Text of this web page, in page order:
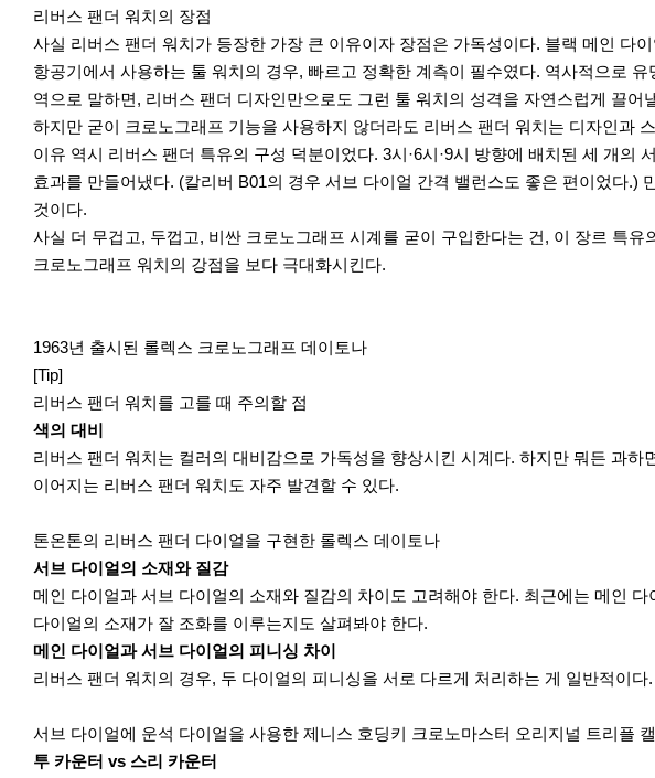
리버스 팬더 워치의 장점
사실 리버스 팬더 워치가 등장한 가장 큰 이유이자 장점은 가독성이다. 블랙 메인 다
항공기에서 사용하는 툴 워치의 경우, 빠르고 정확한 계측이 필수였다. 역사적으로
역으로 말하면, 리버스 팬더 디자인만으로도 그런 툴 워치의 성격을 자연스럽게 끌어
하지만 굳이 크로노그래프 기능을 사용하지 않더라도 리버스 팬더 워치는 디자인과
이유 역시 리버스 팬더 특유의 구성 덕분이었다. 3시·6시·9시 방향에 배치된 세 개
효과를 만들어냈다. (칼리버 B01의 경우 서브 다이얼 간격 밸런스도 좋은 편이었다
것이다.
사실 더 무겁고, 두껍고, 비싼 크로노그래프 시계를 굳이 구입한다는 건, 이 장르 특
크로노그래프 워치의 강점을 보다 극대화시킨다.
1963년 출시된 롤렉스 크로노그래프 데이토나
[Tip]
리버스 팬더 워치를 고를 때 주의할 점
색의 대비
리버스 팬더 워치는 컬러의 대비감으로 가독성을 향상시킨 시계다. 하지만 뭐든 과
이어지는 리버스 팬더 워치도 자주 발견할 수 있다.
톤온톤의 리버스 팬더 다이얼을 구현한 롤렉스 데이토나
서브 다이얼의 소재와 질감
메인 다이얼과 서브 다이얼의 소재와 질감의 차이도 고려해야 한다. 최근에는 메인
다이얼의 소재가 잘 조화를 이루는지도 살펴봐야 한다.
메인 다이얼과 서브 다이얼의 피니싱 차이
리버스 팬더 워치의 경우, 두 다이얼의 피니싱을 서로 다르게 처리하는 게 일반적이
서브 다이얼에 운석 다이얼을 사용한 제니스 호딩키 크로노마스터 오리지널 트리플
투 카운터 vs 스리 카운터